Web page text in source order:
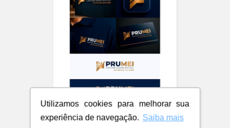
Utilizamos cookies para melhorar sua
experiência de navegação. Saiba mais
PRUMEI - Contabilidade Digital
Logo